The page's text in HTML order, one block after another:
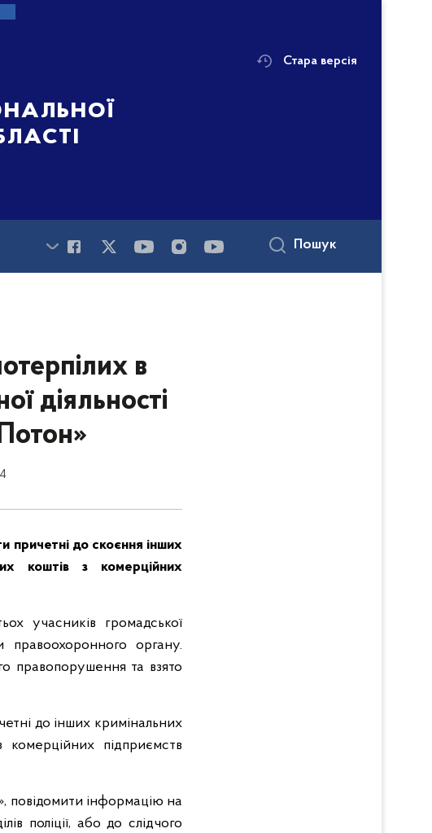
Стара версія
Пошук
в
діяльності
причетні до скоєння інших
коштів з комерційних
учасників громадської
правоохоронного органу.
правопорушення та взято
до інших кримінальних
підприємств
повідомити інформацію на
поліції, або до слідчого